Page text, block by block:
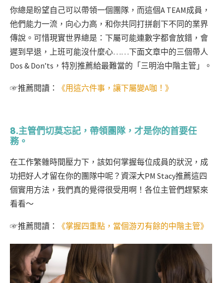
你總是盼望自己可以帶領一個團隊，而這個A TEAM成員，
他們能力一流，向心力高，和你共同打拼創下不同的業界
傳說。可惜現實世界總是：下屬可能連數字都會放錯，會
遲到早退，上班可能沒什麼心……下面文章中的三個帶人
Dos & Don’ts，特別推薦給最難當的「三明治中階主管」。
☞推薦閱讀： 《用這六件事，讓下屬變A咖！》
8.主管們切莫忘記，帶領團隊，才是你的首要任
務。
在工作繁雜時間壓力下，該如何掌握每位成員的狀況，成
功把好人才留在你的團隊中呢？資深大PM Stacy推薦這四
個實用方法，我們真的覺得很受用啊！各位主管們趕緊來
看看～
☞推薦閱讀： 《掌握四重點，當個游刃有餘的中階主管》